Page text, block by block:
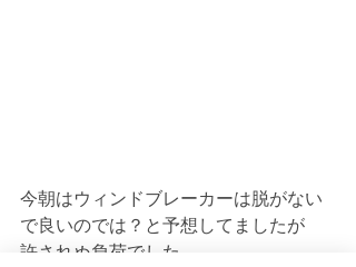
今朝はウィンドブレーカーは脱がない
で良いのでは？と予想してましたが
許されぬ負荷でした。